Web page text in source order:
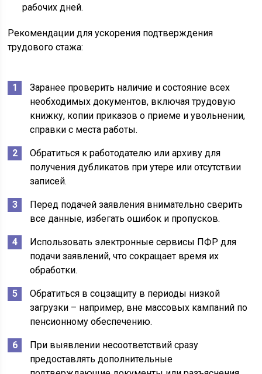
рабочих дней.
Рекомендации для ускорения подтверждения
трудового стажа:
Заранее проверить наличие и состояние всех
необходимых документов, включая трудовую
книжку, копии приказов о приеме и увольнении,
справки с места работы.
Обратиться к работодателю или архиву для
получения дубликатов при утере или отсутствии
записей.
Перед подачей заявления внимательно сверить
все данные, избегать ошибок и пропусков.
Использовать электронные сервисы ПФР для
подачи заявлений, что сокращает время их
обработки.
Обратиться в соцзащиту в периоды низкой
загрузки – например, вне массовых кампаний по
пенсионному обеспечению.
При выявлении несоответствий сразу
предоставлять дополнительные